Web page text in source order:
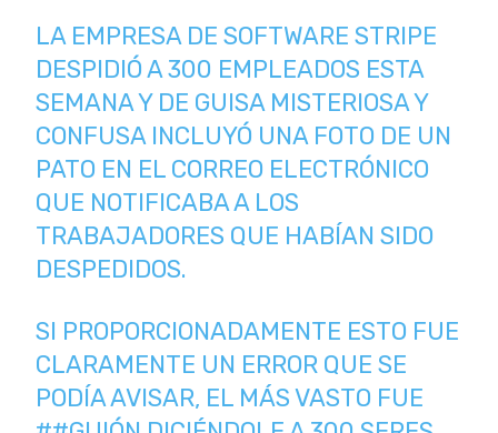
LA EMPRESA DE SOFTWARE STRIPE
DESPIDIÓ A 300 EMPLEADOS ESTA
SEMANA Y DE GUISA MISTERIOSA Y
CONFUSA INCLUYÓ UNA FOTO DE UN
PATO EN EL CORREO ELECTRÓNICO
QUE NOTIFICABA A LOS
TRABAJADORES QUE HABÍAN SIDO
DESPEDIDOS.
SI PROPORCIONADAMENTE ESTO FUE
CLARAMENTE UN ERROR QUE SE
PODÍA AVISAR, EL MÁS VASTO FUE